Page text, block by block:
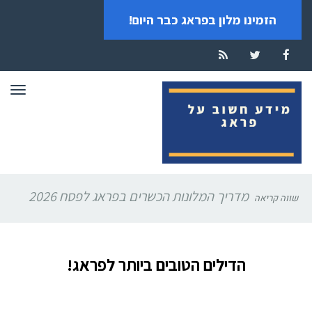
הזמינו מלון בפראג כבר היום!
Facebook
Twitter
RSS
שווה קריאה מדריך המלונות הכשרים בפראג לפסח 2026
הדילים הטובים ביותר לפראג!